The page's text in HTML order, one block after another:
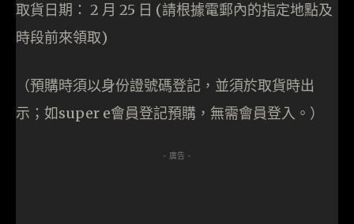
取貨日期： 2 月 25 日 (請根據電郵內的指定地點及
時段前來領取)
（預購時須以身份證號碼登記，並須於取貨時出
示；如super e會員登記預購，無需會員登入。）
- 廣告 -